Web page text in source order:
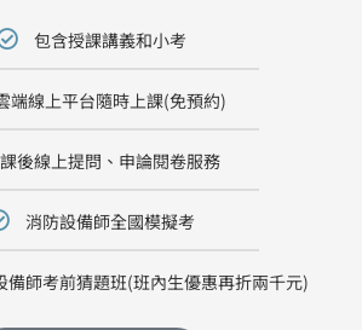
包含授課講義和小考
端線上平台隨時上課(免預約)
課後線上提問、申論閱卷服務
消防設備師全國模擬考
備師考前猜題班(班內生優惠再折兩千元)